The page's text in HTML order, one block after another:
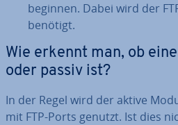
beginnen. Dabei wird der
benötigt.
Wie erkennt man, ob
oder passiv ist?
In der Regel wird der aktive
mit FTP-Ports genutzt. Ist dies